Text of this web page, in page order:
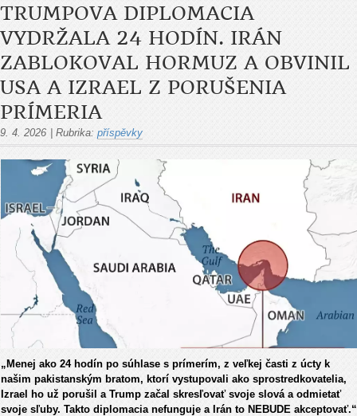
TRUMPOVA DIPLOMACIA
VYDRŽALA 24 HODÍN. IRÁN
ZABLOKOVAL HORMUZ A OBVINIL
USA A IZRAEL Z PORUŠENIA
PRÍMERIA
9. 4. 2026 Rubrika: příspěvky
„Menej ako 24 hodín po súhlase s prímerím, z veľkej časti z úcty k
našim pakistanským bratom, ktorí vystupovali ako sprostredkovatelia,
Izrael ho už porušil a Trump začal skresľovať svoje slová a odmietať
svoje sľuby. Takto diplomacia nefunguje a Irán to NEBUDE akceptovať.“